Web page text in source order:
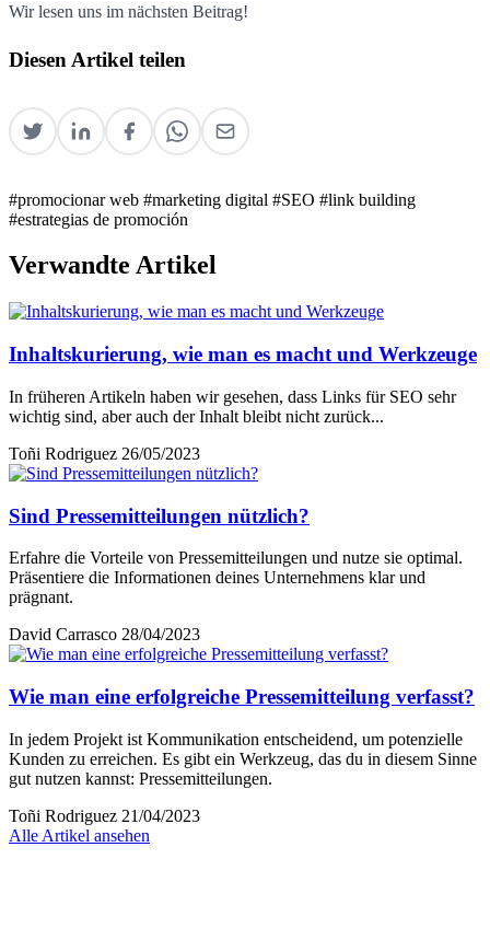
Wir lesen uns im nächsten Beitrag!
Diesen Artikel teilen
#promocionar web #marketing digital #SEO #link building
#estrategias de promoción
Verwandte Artikel
Inhaltskurierung, wie man es macht und Werkzeuge
In früheren Artikeln haben wir gesehen, dass Links für SEO sehr
wichtig sind, aber auch der Inhalt bleibt nicht zurück...
Toñi Rodriguez 26/05/2023
Sind Pressemitteilungen nützlich?
Erfahre die Vorteile von Pressemitteilungen und nutze sie optimal.
Präsentiere die Informationen deines Unternehmens klar und
prägnant.
David Carrasco 28/04/2023
Wie man eine erfolgreiche Pressemitteilung verfasst?
In jedem Projekt ist Kommunikation entscheidend, um potenzielle
Kunden zu erreichen. Es gibt ein Werkzeug, das du in diesem Sinne
gut nutzen kannst: Pressemitteilungen.
Toñi Rodriguez 21/04/2023
Alle Artikel ansehen